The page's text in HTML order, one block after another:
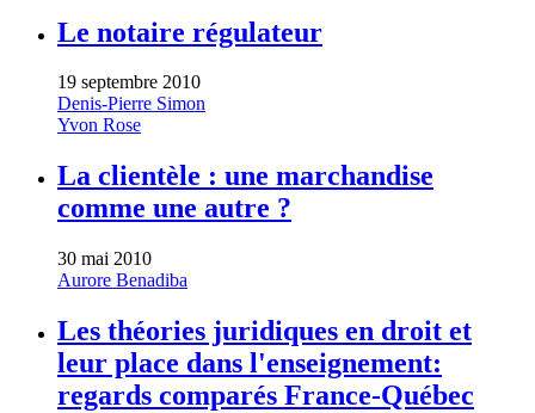
Le notaire régulateur
19 septembre 2010
Denis-Pierre Simon
Yvon Rose
La clientèle : une marchandise
comme une autre ?
30 mai 2010
Aurore Benadiba
Les théories juridiques en droit et
leur place dans l'enseignement:
regards comparés France-Québec